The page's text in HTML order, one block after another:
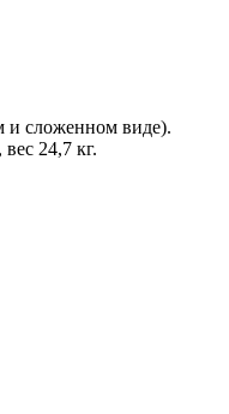
и сложенном виде).
24,7 кг.